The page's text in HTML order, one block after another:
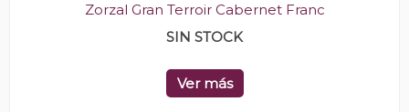
Zorzal Gran Terroir Cabernet Franc
SIN STOCK
Ver más